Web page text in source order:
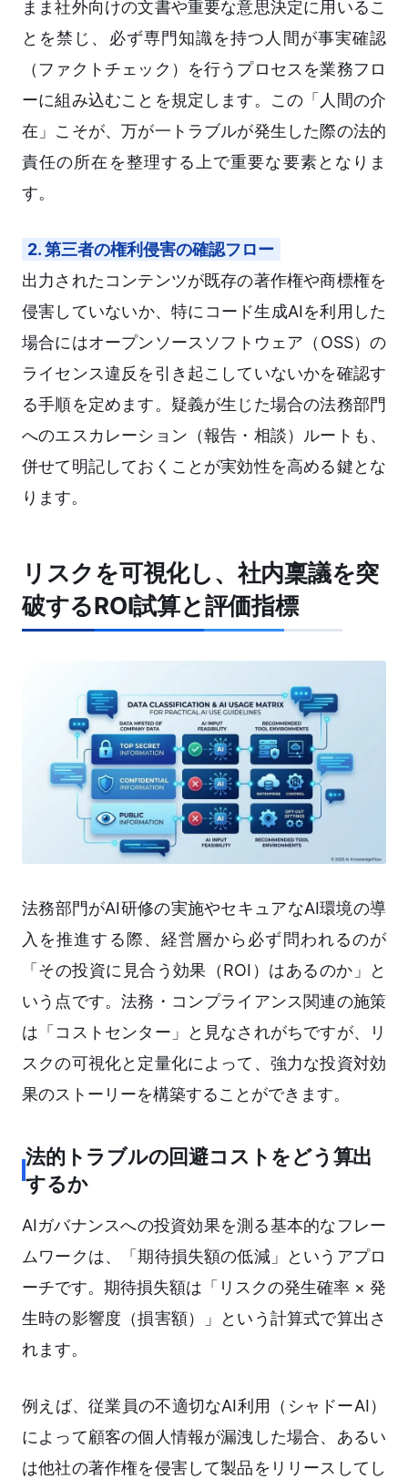
まま社外向けの文書や重要な意思決定に用いるこ
とを禁じ、必ず専門知識を持つ人間が事実確認
（ファクトチェック）を行うプロセスを業務フロ
ーに組み込むことを規定します。この「人間の介
在」こそが、万が一トラブルが発生した際の法的
責任の所在を整理する上で重要な要素となりま
す。
2. 第三者の権利侵害の確認フロー
出力されたコンテンツが既存の著作権や商標権を
侵害していないか、特にコード生成AIを利用した
場合にはオープンソースソフトウェア（OSS）の
ライセンス違反を引き起こしていないかを確認す
る手順を定めます。疑義が生じた場合の法務部門
へのエスカレーション（報告・相談）ルートも、
併せて明記しておくことが実効性を高める鍵とな
ります。
リスクを可視化し、社内稟議を突
破するROI試算と評価指標
法務部門がAI研修の実施やセキュアなAI環境の導
入を推進する際、経営層から必ず問われるのが
「その投資に見合う効果（ROI）はあるのか」と
いう点です。法務・コンプライアンス関連の施策
は「コストセンター」と見なされがちですが、リ
スクの可視化と定量化によって、強力な投資対効
果のストーリーを構築することができます。
法的トラブルの回避コストをどう算出
するか
AIガバナンスへの投資効果を測る基本的なフレー
ムワークは、「期待損失額の低減」というアプロ
ーチです。期待損失額は「リスクの発生確率 × 発
生時の影響度（損害額）」という計算式で算出さ
れます。
例えば、従業員の不適切なAI利用（シャドーAI）
によって顧客の個人情報が漏洩した場合、あるい
は他社の著作権を侵害して製品をリリースしてし